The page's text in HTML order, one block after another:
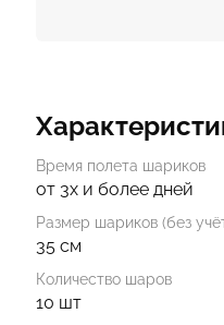
Время полета шариков
от 3х и более дней
Размер шариков (без
35 см
Количество шаров
10 шт